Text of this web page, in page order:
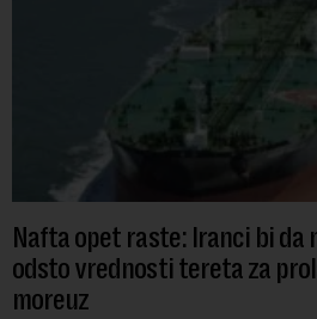
Nafta opet raste: Iranci bi da
odsto vrednosti tereta za
moreuz